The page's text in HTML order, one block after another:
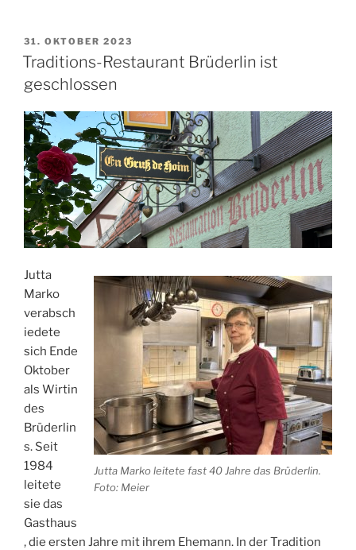
VERÖFFENTLICHT
AM
31. OKTOBER 2023
Traditions-Restaurant Brüderlin ist
geschlossen
Jutta Marko leitete fast 40 Jahre das Brüderlin.
Foto: Meier
Jutta
Marko
verabsch
iedete
sich Ende
Oktober
als Wirtin
des
Brüderlin
s. Seit
1984
leitete
sie das
Gasthaus
, die ersten Jahre mit ihrem Ehemann. In der Tradition